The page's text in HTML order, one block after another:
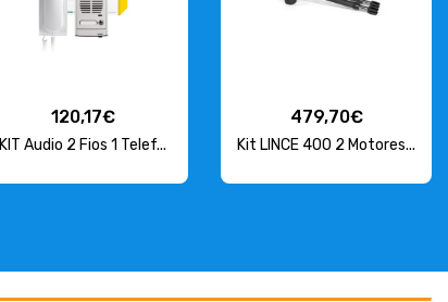
120,17€
KIT Audio 2 Fios 1 Telef...
479,70€
Kit LINCE 400 2 Motores...